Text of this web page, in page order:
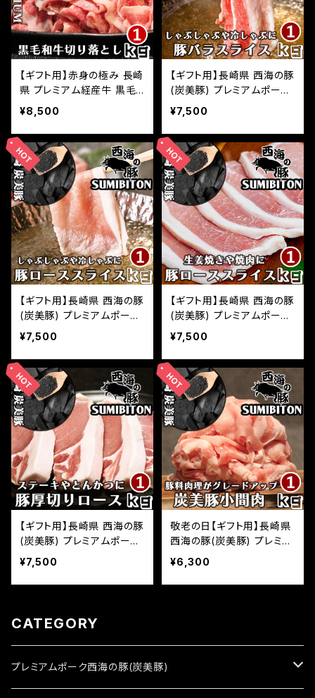
【ギフト用】赤身の極み 長崎
県 プレミアム経産牛 黒毛
和牛 切り落とし 1kg(500g
×2パック) 小分け 国産 牛
肉 お取り寄せグルメ ふるさ
との味
¥8,500
【ギフト用】長崎県 西海の豚
(炭美豚) プレミアムポーク
西海の豚 しゃぶしゃぶ用バ
ラ肉 1kg(500g×2パック)
国産豚 ブランド豚 銘柄豚
豚肉 小分け 豚しゃぶ 冷し
ゃぶ 焼きしゃぶ 豚バラ巻き
肉巻き野菜 お取り寄せグル
メ ふるさとの味
¥7,500
【ギフト用】長崎県 西海の豚
(炭美豚) プレミアムポーク
しゃぶしゃぶ用ロース肉 1k
g(500g×2パック) 国産豚
ブランド豚 銘柄豚 豚肉 小
分け 豚しゃぶ 冷しゃぶ 焼き
しゃぶ 豚ロース お取り寄せ
グルメ ふるさとの味
¥7,500
【ギフト用】長崎県 西海の豚
(炭美豚) プレミアムポーク
生姜焼き用ロース肉 1kg(5
00g×2パック) 国産豚 ブラ
ンド豚 銘柄豚 豚肉 小分け
生姜焼き しょうが焼き 豚ロ
ース お取り寄せグルメ ふる
さとの味
¥7,500
【ギフト用】長崎県 西海の豚
(炭美豚) プレミアムポーク
とんかつ ステーキ用ロース
肉 1kg(500g×2パック) 国
産豚 ブランド豚 銘柄豚 豚
り寄せグルメ ふるさとの味
¥7,500
敬老の日【ギフト用】長崎県
西海の豚(炭美豚) プレミア
ムポーク 小間肉 1kg(500
g×2パック) 国産豚 ブラン
ド豚 銘柄豚 豚肉 小分け
¥6,300
CATEGORY
プレミアムポーク西海の豚(炭美豚)